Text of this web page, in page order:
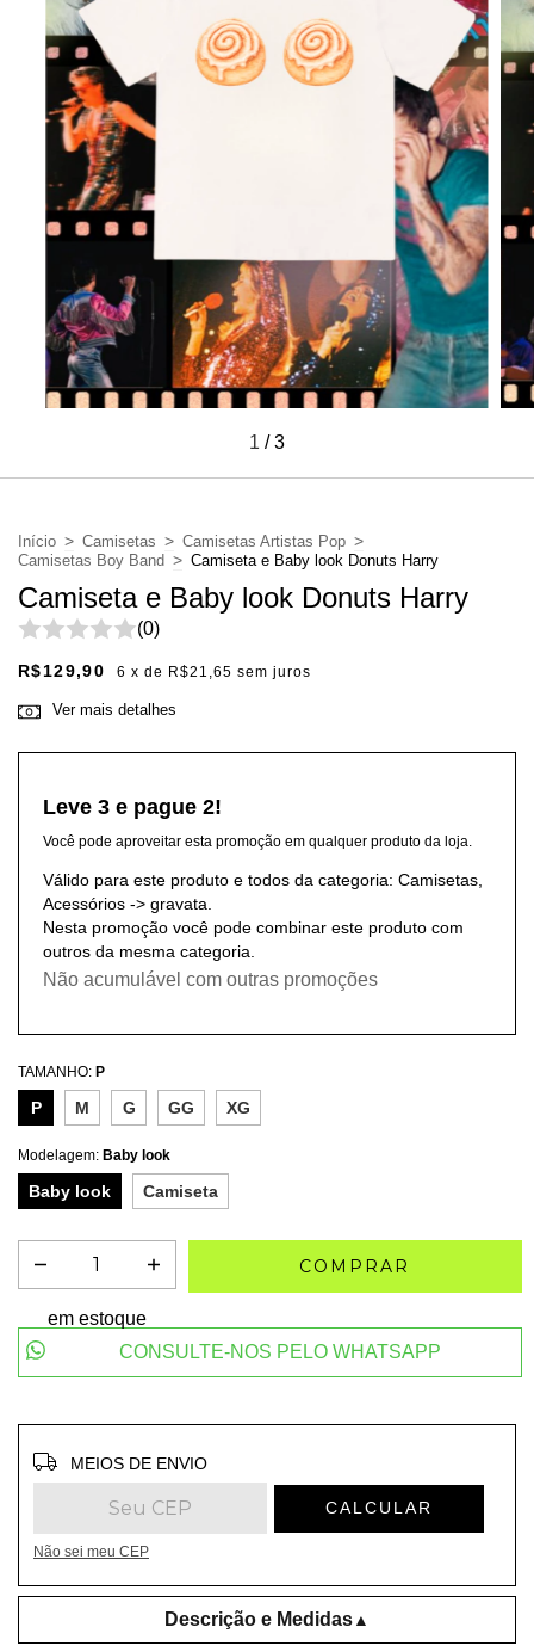
1 /3
Início > Camisetas > Camisetas Artistas Pop >
Camisetas Boy Band > Camiseta e Baby look Donuts Harry
Camiseta e Baby look Donuts Harry
(0)
R$129,90 6 x de R$21,65 sem juros
Ver mais detalhes
Leve 3 e pague 2!
Você pode aproveitar esta promoção em qualquer produto da loja.
Válido para este produto e todos da categoria: Camisetas,
Acessórios -> gravata.
Nesta promoção você pode combinar este produto com
outros da mesma categoria.
Não acumulável com outras promoções
TAMANHO: P
P M G GG XG
Modelagem: Baby look
Baby look Camiseta
em estoque
CONSULTE-NOS PELO WHATSAPP
Entregas para o CEP: ALTERAR CEP
MEIOS DE ENVIO
CALCULAR
Não sei meu CEP
Descrição e Medidas▲